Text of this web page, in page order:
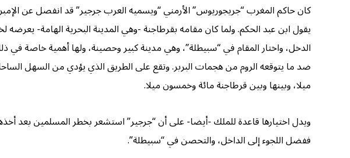
يقول ابن عبد الحكم. ولما كان مقامه بقرطاجنة -وهي المدينة البحرية الهامة-
الدخل، واختار المقام في “سبيطلة”، وهي مدينة كبير وحصينة، ولها أهمية خاصة في
ضد ما يتوقعه الروم من هجمات البربر. وتقع على الطريق الذي يؤدي من السهل
ميلا، وبينها وبين قرطاجنة مائة وخمسون ميلا.
ويدل اختيارها قاعدة للملك -أيضا- على أن “جرجير” استشعر بخطر المسلمين بعد
ففضل اللجوء إلى الداخل، والتحصن في “سبيطلة”.